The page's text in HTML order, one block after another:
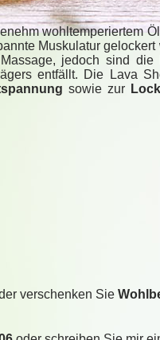
wohltemperiertem
Muskulatur gelockert
jedoch sind die
entfällt. Die Lava
sowie zur
verschenken Sie